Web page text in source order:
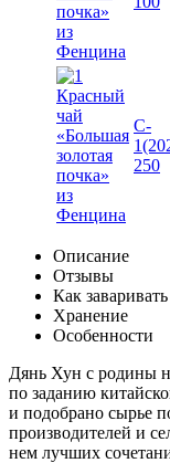
C-
250
Описание
Отзывы
Как
Хранение
Особенности
Дянь Хун с родины
по заданию
и подобрано сырье
производителей и
нем лучших